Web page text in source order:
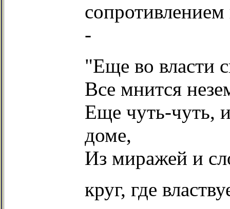
-
"Еще во власти
Все мнится
Еще чуть-чуть,
доме,
Из миражей и
круг, где